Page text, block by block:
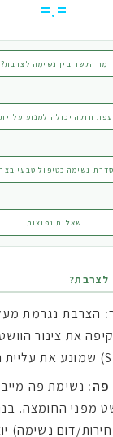
=.=
מה הקשר בין נשימה לצרבת?
חזקה יכולה למנוע
נשימה כטיפול טבעי
שאלות נפוצות
לצרבת?
הצרבת נגרמת
את צינור
פה: נשימת פה
מפני החומצה.
דום נשימה)